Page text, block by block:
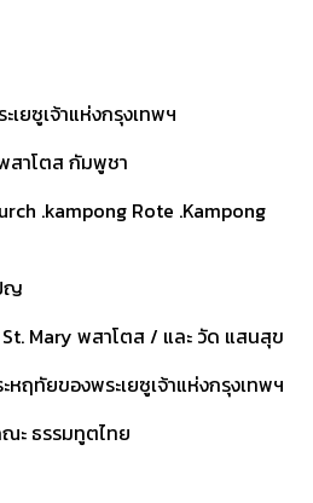
ยซูเจ้าแห่งกรุงเทพฯ
าโตส กัมพูชา
.kampong Rote .Kampong
ญ
St. Mary พสาโตส / และ วัด แสนสุข
ฤทัยของพระเยซูเจ้าแห่งกรุงเทพฯ
ะ ธรรมทูตไทย